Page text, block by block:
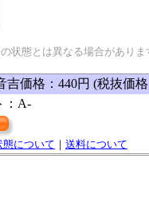
状態とは異なる場合があり
吉価格：440円 (税抜価
：A-
態について ｜ 送料について